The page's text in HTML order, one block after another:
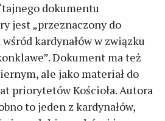
dokumentu
jest „przeznaczony do
kardynałów w związku
Dokument ma też
ale jako materiał do
priorytetów Kościoła. Autora
to jeden z kardynałów,